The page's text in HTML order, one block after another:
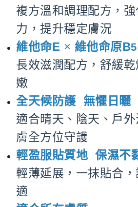
複方溫和調理配方，
力，提升穩定膚況
維他命E × 維他命原B5
長效滋潤配方，舒緩
嫩
全天候防護 無懼日曬
適合晴天、陰天、戶
膚全方位守護
輕盈服貼質地 保濕不
輕薄延展，一抹貼合
適